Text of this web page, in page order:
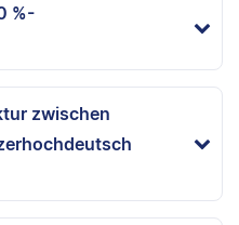
%-
zwischen